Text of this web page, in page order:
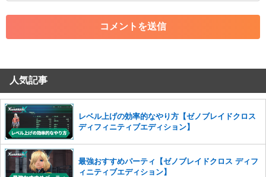
・各ゲームのネタバレを含む内容の投稿
・その他、管理者が不適切と判断した投稿
コメントの削除を申請する
せていただきます。ご了承ください。
※一度削除したコメントは復元ができませんのでご注意くだ
さい。
また、過度な利用規約の違反や、弊社に損害の及ぶ内容の書き込みがあ
った場合は、法的措置をとらせていただく場合もございますので、あら
かじめご理解くださいませ。
人気記事
レベル上げの効率的なやり方【ゼノブレイドクロス
ディフィニティブエディション】
最強おすすめパーティ【ゼノブレイドクロス ディフ
ィニティブエディション】